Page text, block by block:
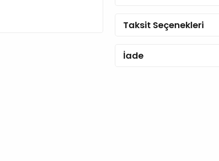
Harnup
Kurutulmuş Şeker Pancarı
Mineraller
Taksit Seçenekleri
İade